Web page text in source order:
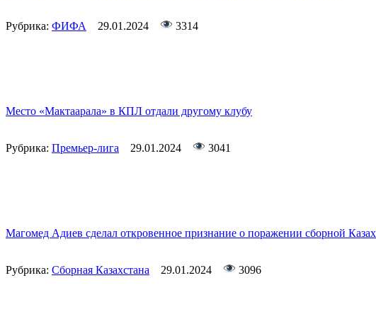
Рубрика: ФИФА 29.01.2024 3314
Место «Мактаарала» в КПЛ отдали другому клубу
Рубрика: Премьер-лига 29.01.2024 3041
Магомед Адиев сделал откровенное признание о поражении сборной
Рубрика: Сборная Казахстана 29.01.2024 3096